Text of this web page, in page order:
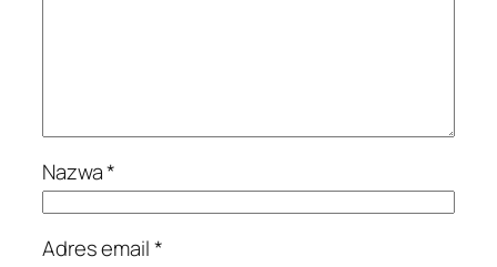
Nazwa*
Adres email*